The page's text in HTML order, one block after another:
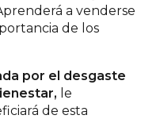
a venderse
de los
por el desgaste
le
de esta